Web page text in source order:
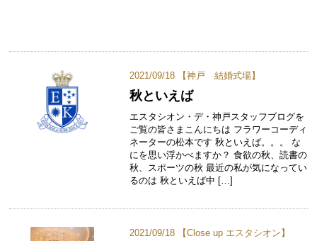
2021/09/18 【神戸 結婚式場】
秋といえば
エスタシオン・デ・神戸スタッフブログを
ご覧の皆さまこんにちは フラワーコーディ
ネーターの松本です 秋といえば。。。 な
にを思い浮かべますか？ 食欲の秋、読書の
秋、スポーツの秋 最近の私が気になってい
るのは 秋といえば中 […]
2021/09/18 【Close up エスタシオン 】